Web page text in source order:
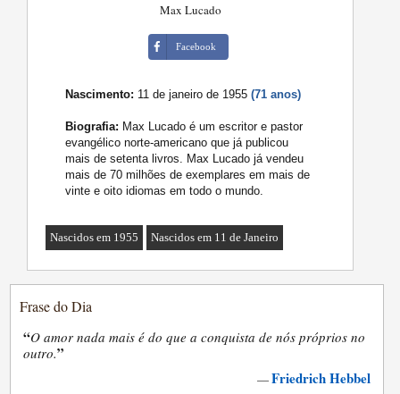
Max Lucado
Facebook
Nascimento: 11 de janeiro de 1955(71 anos)
Biografia: Max Lucado é um escritor e pastor
evangélico norte-americano que já publicou
mais de setenta livros. Max Lucado já vendeu
mais de 70 milhões de exemplares em mais de
vinte e oito idiomas em todo o mundo.
Nascidos em 1955 Nascidos em 11 de Janeiro
Frase do Dia
“O amor nada mais é do que a conquista de nós próprios no
outro.”
—Friedrich Hebbel